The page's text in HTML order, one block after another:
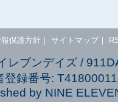
保護方針 サイトマップ｜
レブンデイズ /
登録番号:
by NINE